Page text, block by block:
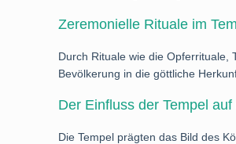
Zeremonielle Rituale im
Durch Rituale wie die Opferrituale,
Bevölkerung in die göttliche
Der Einfluss der Tempel
Die Tempel prägten das Bild des